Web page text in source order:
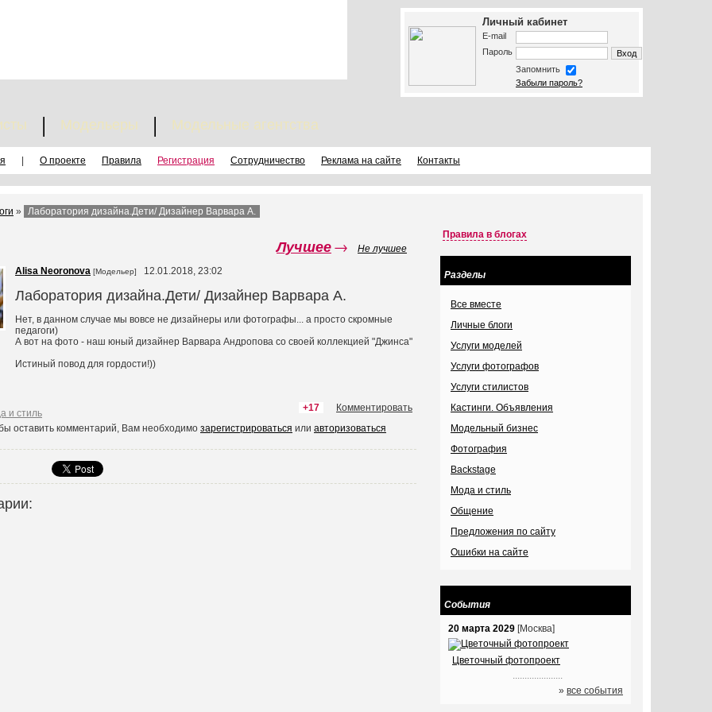
Личный кабинет
E-mail
Пароль
Запомнить
Забыли пароль?
Модельеры Модельные агентства
О проекте Правила Регистрация Сотрудничество Реклама на сайте Контакты
» Лаборатория дизайна.Дети/ Дизайнер Варвара А.
Лучшее→ Не лучшее
Alisa Neoronova [Модельер] 12.01.2018, 23:02
Лаборатория дизайна.Дети/ Дизайнер Варвара А.
Нет, в данном случае мы вовсе не дизайнеры или фотографы... а просто скромные
педагоги)
А вот на фото - наш юный дизайнер Варвара Андропова со своей коллекцией "Джинса"
Истиный повод для гордости!))
+17 Комментировать
и стиль
оставить комментарий, Вам необходимо зарегистрироваться или авторизоваться
Правила в блогах
Разделы
Все вместе
Личные блоги
Услуги моделей
Услуги фотографов
Услуги стилистов
Кастинги. Объявления
Модельный бизнес
Фотография
Backstage
Мода и стиль
Общение
Предложения по сайту
Ошибки на сайте
События
20 марта 2029 [Москва]
Цветочный фотопроект
» все события